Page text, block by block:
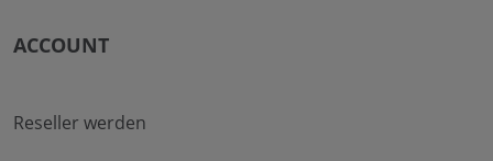
ACCOUNT
Reseller werden